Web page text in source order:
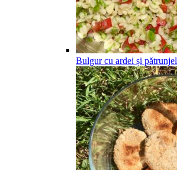
Bulgur cu ardei și pătrunjel